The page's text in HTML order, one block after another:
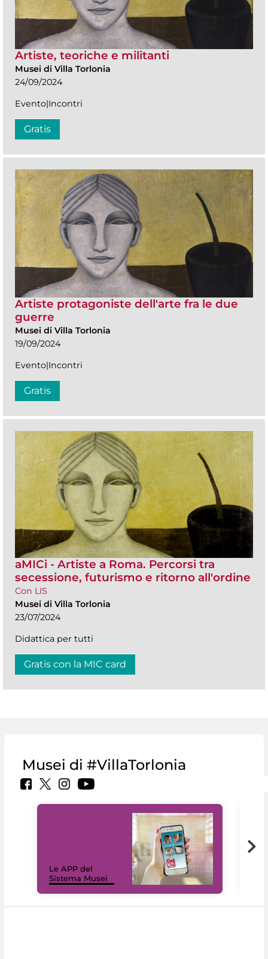
Artiste, teoriche e militanti
Musei di Villa Torlonia
24/09/2024
Evento|Incontri
Gratis
Artiste protagoniste dell'arte fra le due
guerre
Musei di Villa Torlonia
19/09/2024
Evento|Incontri
Gratis
aMICi - Artiste a Roma. Percorsi tra
secessione, futurismo e ritorno all'ordine
Con LIS
Musei di Villa Torlonia
23/07/2024
Didattica per tutti
Gratis con la MIC card
Musei di #VillaTorlonia
Le APP del
Sistema Musei